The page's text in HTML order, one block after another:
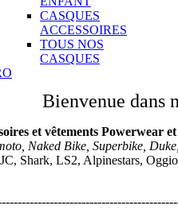
CASQUES
ACCESSOIRES
TOUS NOS
CASQUES
Bienvenue dans
et vêtements Powerwear
Naked Bike, Superbike,
Shark, LS2, Alpinestars,